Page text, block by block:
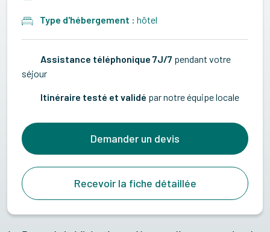
Type d'hébergement :hôtel
Assistance téléphonique 7J/7 pendant votre
séjour
Itinéraire testé et validé par notre équipe locale
Demander un devis
Recevoir la fiche détaillée